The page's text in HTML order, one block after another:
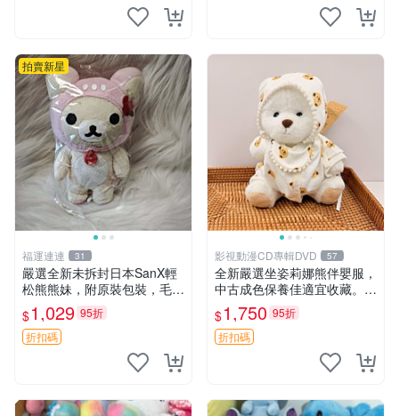
拍賣新星
福運連連 31
嚴選全新未拆封日本SanX輕
松熊熊妹，附原裝包裝，毛絨
質地極佳，細膩可愛，推薦收
藏兼送禮，適合女性好友或家
人，限量釋出。鬆熊、熊玩
$1,029 95折
折扣碼
影視動漫CD專輯DVD 57
全新嚴選坐姿莉娜熊伴嬰服，
中古成色保養佳適宜收藏。無
盒子但品質完好，快速出貨。
建議入手！ 中古 玩偶 滬漫
$1,750 95折
折扣碼